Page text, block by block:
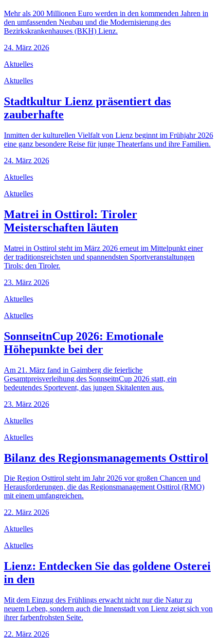
Mehr als 200 Millionen Euro werden in den kommenden Jahren in
den umfassenden Neubau und die Modernisierung des
Bezirkskrankenhauses (BKH) Lienz.
24. März 2026
Aktuelles
Aktuelles
Stadtkultur Lienz präsentiert das
zauberhafte
Inmitten der kulturellen Vielfalt von Lienz beginnt im Frühjahr 2026
eine ganz besondere Reise für junge Theaterfans und ihre Familien.
24. März 2026
Aktuelles
Aktuelles
Matrei in Osttirol: Tiroler
Meisterschaften läuten
Matrei in Osttirol steht im März 2026 erneut im Mittelpunkt einer
der traditionsreichsten und spannendsten Sportveranstaltungen
Tirols: den Tiroler.
23. März 2026
Aktuelles
Aktuelles
SonnseitnCup 2026: Emotionale
Höhepunkte bei der
Am 21. März fand in Gaimberg die feierliche
Gesamtpreisverleihung des SonnseitnCup 2026 statt, ein
bedeutendes Sportevent, das jungen Skitalenten aus.
23. März 2026
Aktuelles
Aktuelles
Bilanz des Regionsmanagements Osttirol
Die Region Osttirol steht im Jahr 2026 vor großen Chancen und
Herausforderungen, die das Regionsmanagement Osttirol (RMO)
mit einem umfangreichen.
22. März 2026
Aktuelles
Aktuelles
Lienz: Entdecken Sie das goldene Osterei
in den
Mit dem Einzug des Frühlings erwacht nicht nur die Natur zu
neuem Leben, sondern auch die Innenstadt von Lienz zeigt sich von
ihrer farbenfrohsten Seite.
22. März 2026